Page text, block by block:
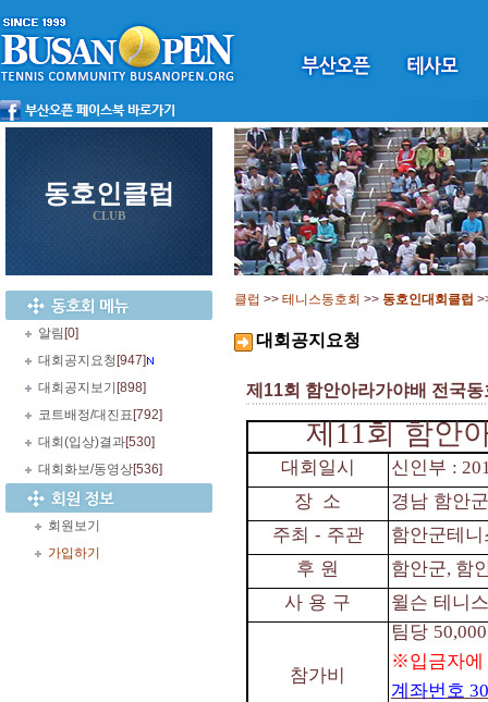
동호인클럽
CLUB
알림 [0]
대회공지요청 [947]
대회공지보기 [898]
코트배정/대진표 [792]
대회(입상)결과[530]
대회화보/동영상[536]
회원보기
가입하기
클럽 >> 테니스동호회 >> 동호인대회클럽
대회공지요청
제11회 함안아라가야배 전국
제11회 함안
대회일시 신인부 :
장 소
경남 함안
주최 ⁃ 주관
함안군테
후 원
함안군, 함
사 용 구
윌슨 테니
참가비
팀당 50,000
※입금자
계좌번호